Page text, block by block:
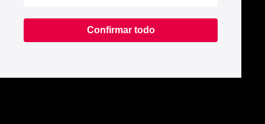
Confirmar todo